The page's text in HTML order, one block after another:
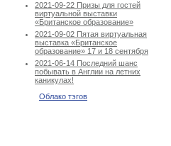
2021-09-22 Призы для гостей
виртуальной выставки
«Британское образование»
2021-09-02 Пятая виртуальная
выставка «Британское
образование» 17 и 18 сентября
2021-06-14 Последний шанс
побывать в Англии на летних
каникулах!
Облако тэгов